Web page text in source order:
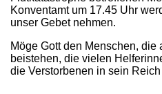
Konventamt um 17.45 Uhr
unser Gebet nehmen.
Möge Gott den Menschen, die
beistehen, die vielen
die Verstorbenen in sein